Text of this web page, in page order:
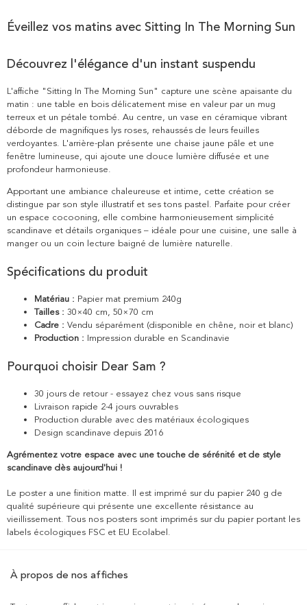
Éveillez vos matins avec Sitting In The Morning Sun
Découvrez l'élégance d'un instant suspendu
L'affiche "Sitting In The Morning Sun" capture une scène apaisante du
matin : une table en bois délicatement mise en valeur par un mug
terreux et un pétale tombé. Au centre, un vase en céramique vibrant
déborde de magnifiques lys roses, rehaussés de leurs feuilles
verdoyantes. L'arrière-plan présente une chaise jaune pâle et une
fenêtre lumineuse, qui ajoute une douce lumière diffusée et une
profondeur harmonieuse.
Apportant une ambiance chaleureuse et intime, cette création se
distingue par son style illustratif et ses tons pastel. Parfaite pour créer
un espace cocooning, elle combine harmonieusement simplicité
scandinave et détails organiques – idéale pour une cuisine, une salle à
manger ou un coin lecture baigné de lumière naturelle.
Spécifications du produit
Matériau : Papier mat premium 240g
Tailles : 30×40 cm, 50×70 cm
Cadre : Vendu séparément (disponible en chêne, noir et blanc)
Production : Impression durable en Scandinavie
Pourquoi choisir Dear Sam ?
30 jours de retour - essayez chez vous sans risque
Livraison rapide 2-4 jours ouvrables
Production durable avec des matériaux écologiques
Design scandinave depuis 2016
Agrémentez votre espace avec une touche de sérénité et de style
scandinave dès aujourd'hui !
Le poster a une finition matte. Il est imprimé sur du papier 240 g de
qualité supérieure qui présente une excellente résistance au
vieillissement. Tous nos posters sont imprimés sur du papier portant les
labels écologiques FSC et EU Ecolabel.
À propos de nos affiches